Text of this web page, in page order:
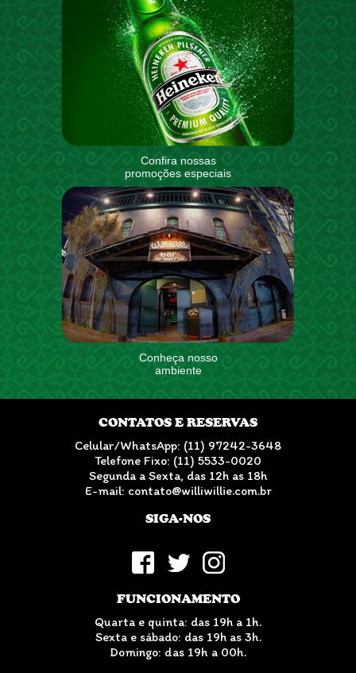
Confira nossas
promoções especiais
Conheça nosso
ambiente
CONTATOS E RESERVAS
Celular/WhatsApp: (11) 97242-3648
Telefone Fixo: (11) 5533-0020
Segunda a Sexta, das 12h as 18h
E-mail: contato@williwillie.com.br
SIGA-NOS
FUNCIONAMENTO
Quarta e quinta: das 19h a 1h.
Sexta e sábado: das 19h as 3h.
Domingo: das 19h a 00h.